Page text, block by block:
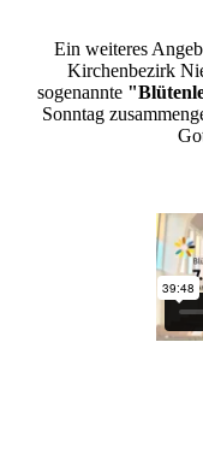
Ein weiteres
Kirchenbezirk
sogenannte
Sonntag